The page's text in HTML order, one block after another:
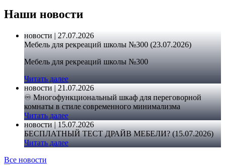
Наши новости
новости | 27.07.2026
Мебель для рекреаций школы №300 (23.07.2026)
Мебель для рекреаций школы №300
Читать далее
новости | 21.07.2026
♾️ Многофункциональный шкаф для переговорной
комнаты в стиле современного минимализма
Читать далее
новости | 15.07.2026
БЕСПЛАТНЫЙ ТЕСТ ДРАЙВ МЕБЕЛИ? (15.07.2026)
Читать далее
Все новости